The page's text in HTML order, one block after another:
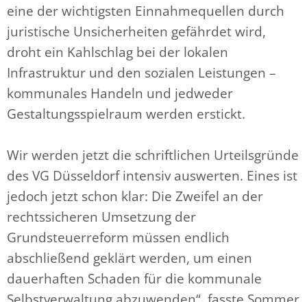
eine der wichtigsten Einnahmequellen durch
juristische Unsicherheiten gefährdet wird,
droht ein Kahlschlag bei der lokalen
Infrastruktur und den sozialen Leistungen –
kommunales Handeln und jedweder
Gestaltungsspielraum werden erstickt.
Wir werden jetzt die schriftlichen Urteilsgründe
des VG Düsseldorf intensiv auswerten. Eines ist
jedoch jetzt schon klar: Die Zweifel an der
rechtssicheren Umsetzung der
Grundsteuerreform müssen endlich
abschließend geklärt werden, um einen
dauerhaften Schaden für die kommunale